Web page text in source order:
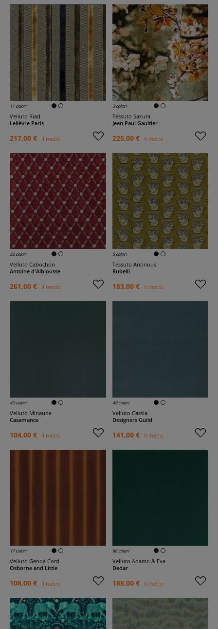
11 colori
Velluto Riad
Lelièvre Paris
217,00 € il metro
3 colori
Tessuto Sakura
Jean Paul Gaultier
225,00 € il metro
22 colori
Velluto Cabochon
Antoine d'Albiousse
261,00 € il metro
5 colori
Tessuto Antinous
Rubelli
183,00 € il metro
40 colori
Velluto Minaude
Casamance
104,00 € il metro
49 colori
Velluto Cassia
Designers Guild
141,00 € il metro
17 colori
Velluto Genoa Cord
Osborne and Little
108,00 € il metro
86 colori
Velluto Adamo & Eva
Dedar
188,00 € il metro